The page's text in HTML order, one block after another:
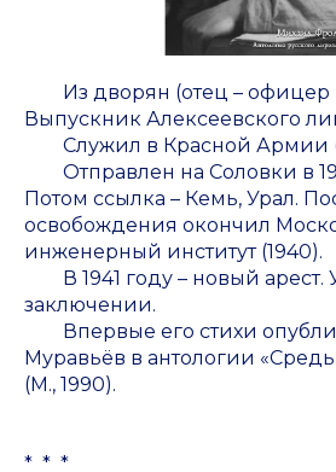
Из дворян (отец – офицер
Выпускник Алексеевского
Служил в Красной Армии
Отправлен на Соловки в
Потом ссылка – Кемь, Урал.
освобождения окончил
инженерный институт (1940).
В 1941 году – новый арест.
заключении.
Впервые его стихи
Муравьёв в антологии
(М., 1990).
* * *